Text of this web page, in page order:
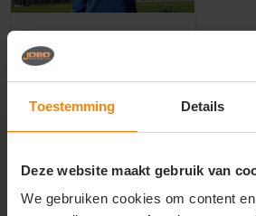
Toestemming Details
Deze website maakt gebruik van
We gebruiken cookies om content
Clique
Basic Active Hoody
Junior unisex Spun Dyed
hoodie
De beoordeling van dit product is5
Materiaal: Gerecycled Polyester
Eigenschap: Hoge kwaliteit
25
PERSONALISEER